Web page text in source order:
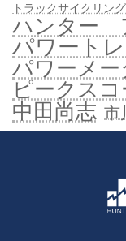
トラックサイクリング
ハンター
パワート
パワーメー
ピークス
中田尚志 市